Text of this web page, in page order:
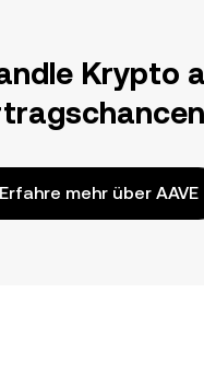
Krypto
Erfahre mehr über AAVE